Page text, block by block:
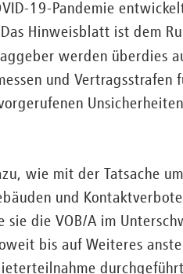
19-Pandemie
Hinweisblatt ist dem
werden überdies
und Vertragsstrafen
wie mit der Tatsache
und
die VOB/A im
bis auf Weiteres